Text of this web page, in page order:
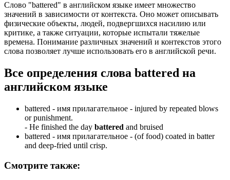
Слово "battered" в английском языке имеет множество
значений в зависимости от контекста. Оно может описывать
физические объекты, людей, подвергшихся насилию или
критике, а также ситуации, которые испытали тяжелые
времена. Понимание различных значений и контекстов этого
слова позволяет лучше использовать его в английской речи.
Все определения слова battered на
английском языке
battered - имя прилагательное - injured by repeated blows
or punishment.
- He finished the day battered and bruised
battered - имя прилагательное - (of food) coated in batter
and deep-fried until crisp.
Смотрите также: